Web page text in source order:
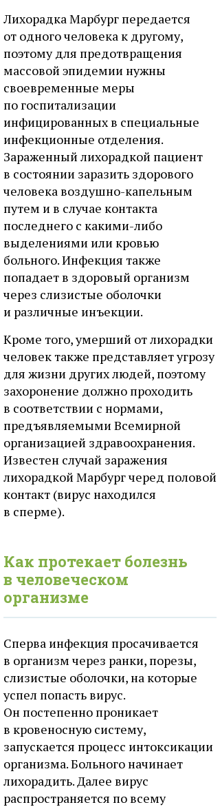
Лихорадка Марбург передается
от одного человека к другому,
поэтому для предотвращения
массовой эпидемии нужны
своевременные меры
по госпитализации
инфицированных в специальные
инфекционные отделения.
Зараженный лихорадкой пациент
в состоянии заразить здорового
человека воздушно-капельным
путем и в случае контакта
последнего с какими-либо
выделениями или кровью
больного. Инфекция также
попадает в здоровый организм
через слизистые оболочки
и различные инъекции.
Кроме того, умерший от лихорадки
человек также представляет угрозу
для жизни других людей, поэтому
захоронение должно проходить
в соответствии с нормами,
предъявляемыми Всемирной
организацией здравоохранения.
Известен случай заражения
лихорадкой Марбург черед половой
контакт (вирус находился
в сперме).
Как протекает болезнь
в человеческом
организме
Сперва инфекция просачивается
в организм через ранки, порезы,
слизистые оболочки, на которые
успел попасть вирус.
Он постепенно проникает
в кровеносную систему,
запускается процесс интоксикации
организма. Больного начинает
лихорадить. Далее вирус
распространяется по всему